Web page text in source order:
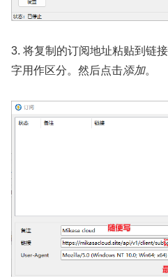
3. 将复制的订阅地址粘贴到链
字用作区分。然后点击添加。